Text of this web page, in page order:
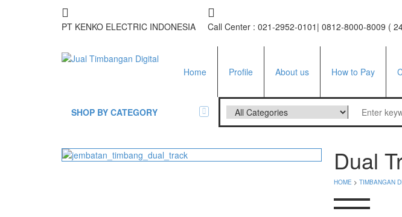
PT KENKO ELECTRIC INDONESIA Call Center : 021-2952-0101| 0812-8000-8009 (
Home Profile About us How to Pay
SHOP BY CATEGORY
All Brands Scales
Adam Manufacturer
Dual
HOME > TIMBANGAN